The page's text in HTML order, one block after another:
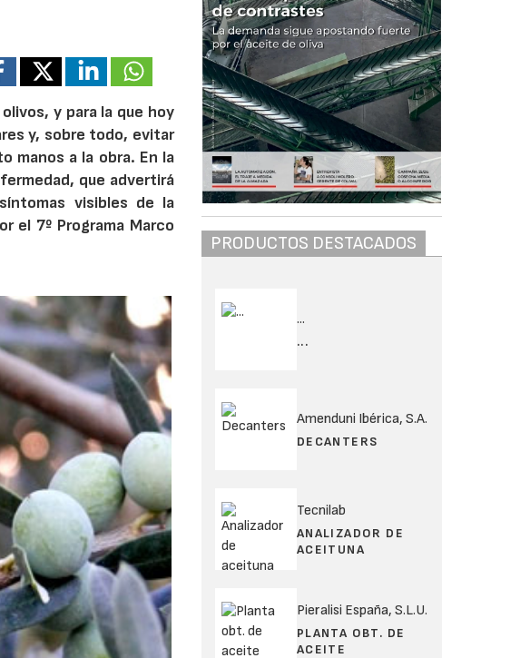
y para la que hoy
y, sobre todo, evitar
manos a la obra. En la
que advertirá
visibles de la
el 7º Programa Marco
PRODUCTOS DESTACADOS
...
...
Amenduni Ibérica, S.A.
DECANTERS
Tecnilab
ANALIZADOR DE
ACEITUNA
Pieralisi España, S.L.U.
PLANTA OBT. DE
ACEITE